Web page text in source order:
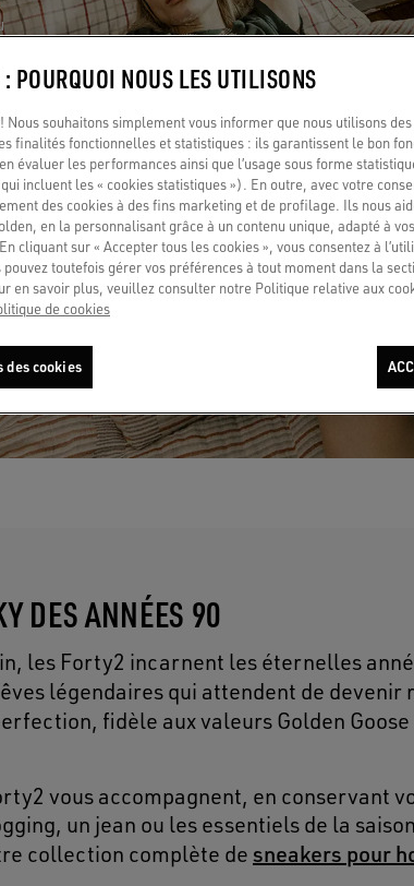
DES ANNÉES 90
les Forty2 incarnent les éternelles
légendaires qui attendent de devenir
fidèle aux valeurs Golden Goose
vous accompagnent, en conservant
un jean ou les essentiels de la
collection complète de sneakers pour
POURQUOI NOUS LES UTILISONS
Nous souhaitons simplement vous informer que nous utilisons
finalités fonctionnelles et statistiques : ils garantissent le bon
évaluer les performances ainsi que l’usage sous forme
incluent les « cookies statistiques »). En outre, avec votre
des cookies à des fins marketing et de profilage. Ils nous
en la personnalisant grâce à un contenu unique, adapté à
cliquant sur « Accepter tous les cookies », vous consentez à
pouvez toutefois gérer vos préférences à tout moment dans la
en savoir plus, veuillez consulter notre Politique relative aux
de cookies
des cookies